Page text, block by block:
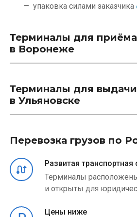
упаковка силами заказчика
Терминалы для приёма
в Воронеже
Терминалы для выдачи
в Ульяновске
Перевозка грузов по
Развитая транспортная
Терминалы
и открыты для
Цены ниже